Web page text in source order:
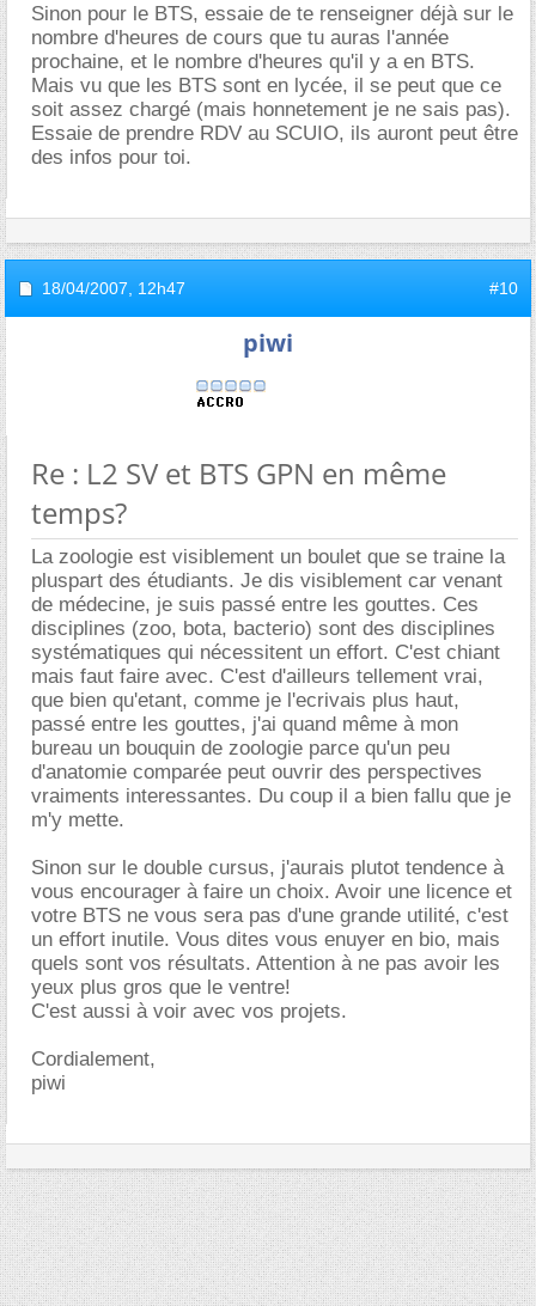
Sinon pour le BTS, essaie de te renseigner déjà sur le
nombre d'heures de cours que tu auras l'année
prochaine, et le nombre d'heures qu'il y a en BTS.
Mais vu que les BTS sont en lycée, il se peut que ce
soit assez chargé (mais honnetement je ne sais pas).
Essaie de prendre RDV au SCUIO, ils auront peut être
des infos pour toi.
18/04/2007, 12h47 #10
piwi
Re : L2 SV et BTS GPN en même
temps?
La zoologie est visiblement un boulet que se traine la
pluspart des étudiants. Je dis visiblement car venant
de médecine, je suis passé entre les gouttes. Ces
disciplines (zoo, bota, bacterio) sont des disciplines
systématiques qui nécessitent un effort. C'est chiant
mais faut faire avec. C'est d'ailleurs tellement vrai,
que bien qu'etant, comme je l'ecrivais plus haut,
passé entre les gouttes, j'ai quand même à mon
bureau un bouquin de zoologie parce qu'un peu
d'anatomie comparée peut ouvrir des perspectives
vraiments interessantes. Du coup il a bien fallu que je
m'y mette.
Sinon sur le double cursus, j'aurais plutot tendence à
vous encourager à faire un choix. Avoir une licence et
votre BTS ne vous sera pas d'une grande utilité, c'est
un effort inutile. Vous dites vous enuyer en bio, mais
quels sont vos résultats. Attention à ne pas avoir les
yeux plus gros que le ventre!
C'est aussi à voir avec vos projets.
Cordialement,
piwi